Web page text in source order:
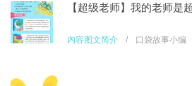
【超级老师】我的老师是
内容图文简介 / 口袋故事小编